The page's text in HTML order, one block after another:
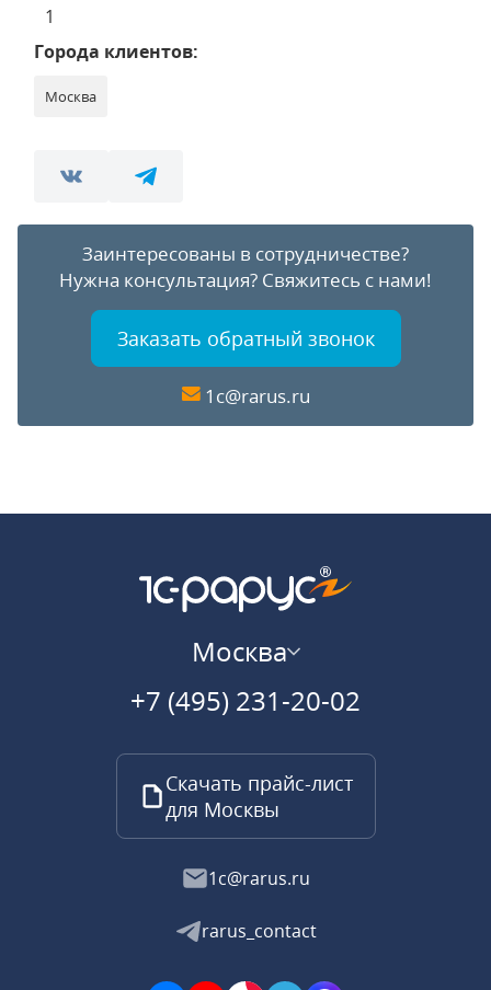
1
Города клиентов:
Москва
Заинтересованы в сотрудничестве?
Нужна консультация? Свяжитесь с нами!
Заказать обратный звонок
1c@rarus.ru
Москва
+7 (495) 231-20-02
Скачать прайс-лист
для Москвы
1c@rarus.ru
rarus_contact